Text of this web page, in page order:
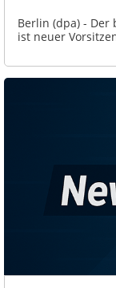
Berlin (dpa) - Der
ist neuer